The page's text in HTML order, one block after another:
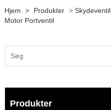
Hjem > Produkter > Skydeventil
Motor Portventil
Produkter